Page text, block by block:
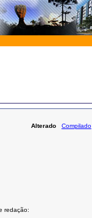
Alterado Compilado
redação: